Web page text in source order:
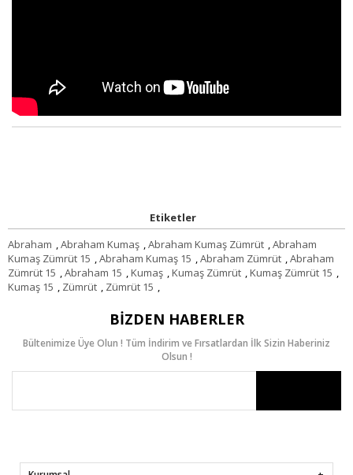
Etiketler
Abraham ,Abraham Kumaş ,Abraham Kumaş Zümrüt ,Abraham
Kumaş Zümrüt 15 ,Abraham Kumaş 15 ,Abraham Zümrüt ,Abraham
Zümrüt 15 ,Abraham 15 ,Kumaş ,Kumaş Zümrüt ,Kumaş Zümrüt 15 ,
Kumaş 15 , Zümrüt , Zümrüt 15 ,
BIZDEN HABERLER
Bültenimize Üye Olun ! Tüm İndirim ve Fırsatlardan İlk Sizin Haberiniz
Olsun !